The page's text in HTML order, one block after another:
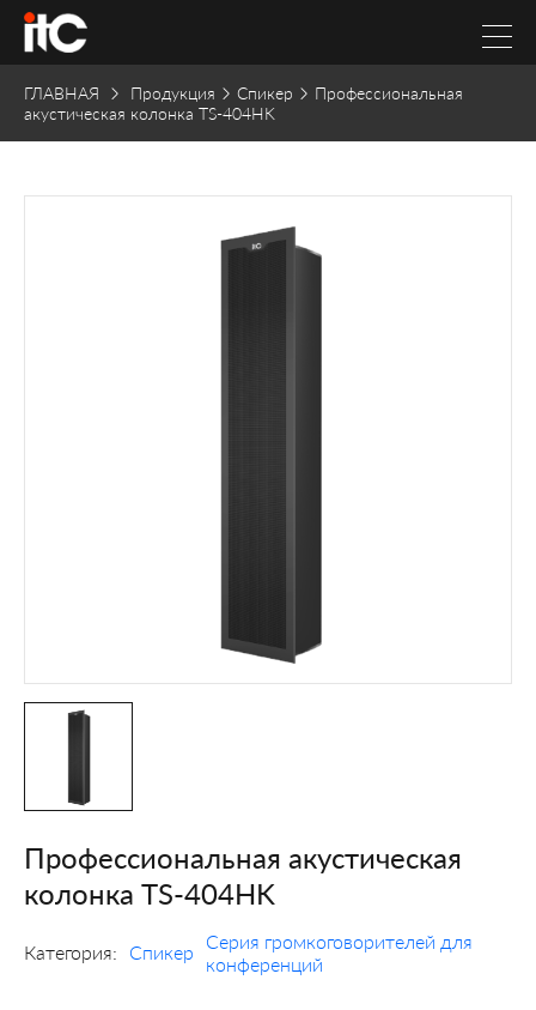
ГЛАВНАЯ Продукция Спикер
Профессиональная
акустическая колонка TS-404HK
Профессиональная акустическая
колонка TS-404HK
Категория: Спикер
Серия громкоговорителей для
конференций